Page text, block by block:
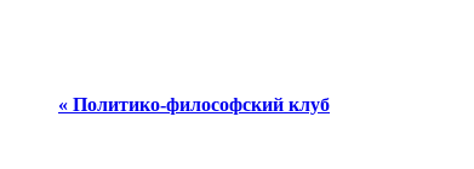
« Политико-философский клуб